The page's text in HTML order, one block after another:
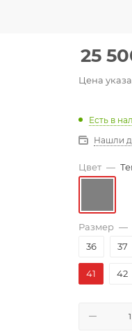
25
Цена
Есть в
Нашли
Цвет —
Размер —
36
37
41 42